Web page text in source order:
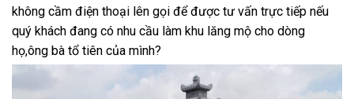
không cầm điện thoại lên gọi để được tư vấn trực tiếp nếu
quý khách đang có nhu cầu làm khu lăng mộ cho dòng
họ,ông bà tổ tiên của mình?